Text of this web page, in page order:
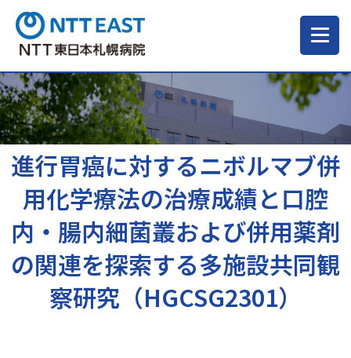
当院について
ご来院される方へ
診療科・部門
医療・介護関係の方
採用情報
進行胃癌に対するニボルマブ併
用化学療法の治療成績と口腔
内・腸内細菌叢および併用薬剤
の関連を探索する多施設共同観
察研究（HGCSG2301）